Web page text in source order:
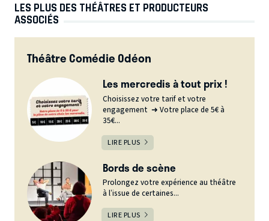
LES PLUS DES THÉÂTRES ET PRODUCTEURS
ASSOCIÉS
Théâtre Comédie Odéon
Les mercredis à tout prix !
Choisissez votre tarif et votre
engagement ➜ Votre place de 5€ à
35€...
LIRE PLUS
Bords de scène
Prolongez votre expérience au théâtre
à l’issue de certaines...
LIRE PLUS